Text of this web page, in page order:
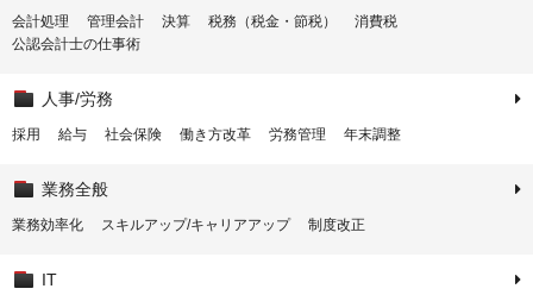
会計処理 管理会計 決算 税務（税金・節税）
消費税
公認会計士の仕事術
人事/労務
採用 給与 社会保険 働き方改革 労務管理 年末調整
業務全般
業務効率化 スキルアップ/キャリアアップ 制度改正
IT